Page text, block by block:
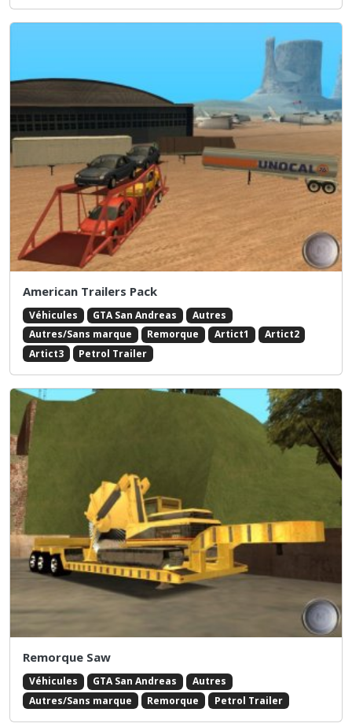
American Trailers Pack
Véhicules GTA San Andreas
Autres
Autres/Sans marque
Remorque Artict1
Artict2
Artict3
Petrol Trailer
Remorque Saw
Véhicules GTA San Andreas
Autres
Autres/Sans marque
Remorque Petrol Trailer